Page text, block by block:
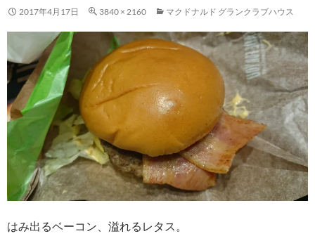
へ
ッ
プ
2017年4月17日 3840 × 2160 マクドナルド グランクラブハウス
はみ出るベーコン、溢れるレタス。